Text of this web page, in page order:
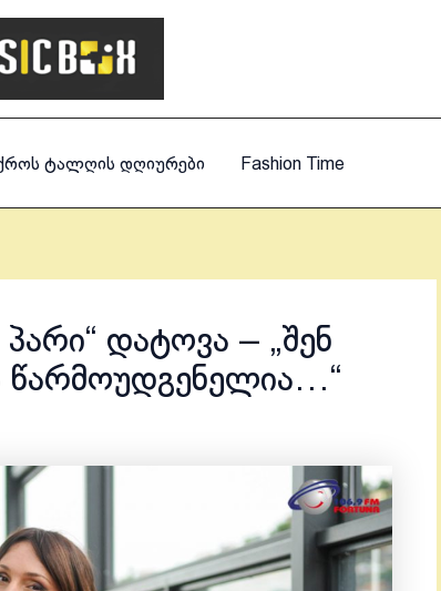
ტალღის დღიურები Fashion Time
პარი“ დატოვა – „შენ
წარმოუდგენელია…“